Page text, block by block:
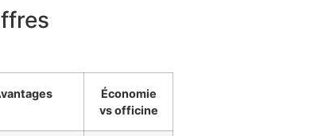
Économie
vs officine